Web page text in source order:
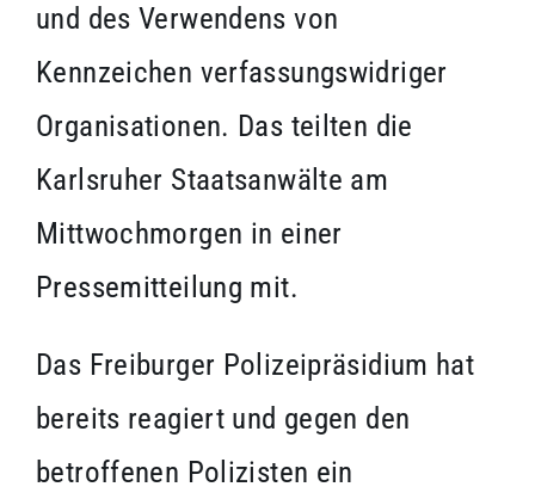
und des Verwendens von
Kennzeichen verfassungswidriger
Organisationen. Das teilten die
Karlsruher Staatsanwälte am
Mittwochmorgen in einer
Pressemitteilung mit.
Das Freiburger Polizeipräsidium hat
bereits reagiert und gegen den
betroffenen Polizisten ein